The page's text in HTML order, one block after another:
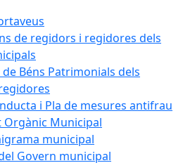
de regidors i regidores dels
Béns Patrimonials dels
i Pla de mesures antifrau
Orgànic Municipal
municipal
Govern municipal